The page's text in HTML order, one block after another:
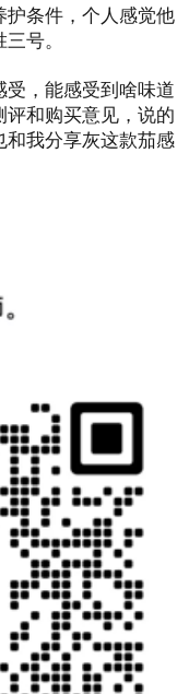
护条件，个人感觉他
号。
，能感受到啥味道
评和购买意见，说的
和我分享灰这款茄感